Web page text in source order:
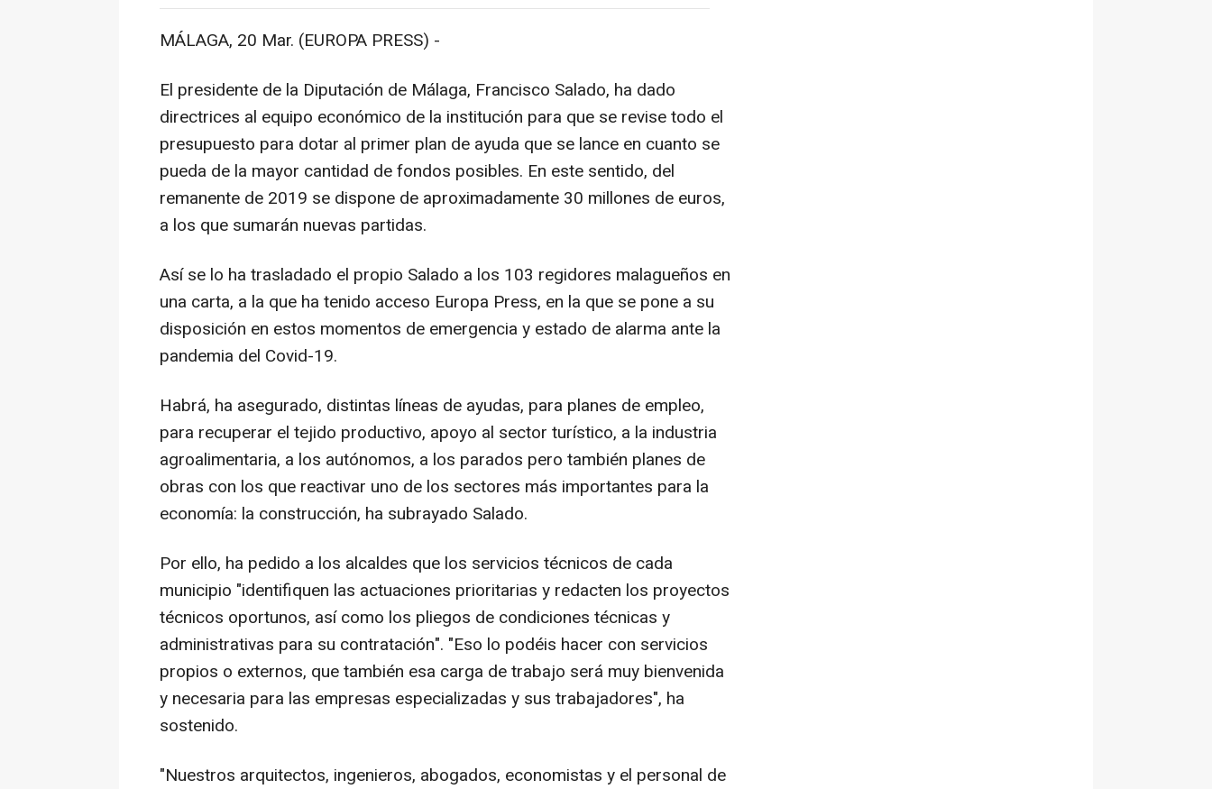
MÁLAGA, 20 Mar. (EUROPA PRESS) -
El presidente de la Diputación de Málaga, Francisco Salado, ha dado
directrices al equipo económico de la institución para que se revise todo el
presupuesto para dotar al primer plan de ayuda que se lance en cuanto se
pueda de la mayor cantidad de fondos posibles. En este sentido, del
remanente de 2019 se dispone de aproximadamente 30 millones de euros,
a los que sumarán nuevas partidas.
Así se lo ha trasladado el propio Salado a los 103 regidores malagueños en
una carta, a la que ha tenido acceso Europa Press, en la que se pone a su
disposición en estos momentos de emergencia y estado de alarma ante la
pandemia del Covid-19.
Habrá, ha asegurado, distintas líneas de ayudas, para planes de empleo,
para recuperar el tejido productivo, apoyo al sector turístico, a la industria
agroalimentaria, a los autónomos, a los parados pero también planes de
obras con los que reactivar uno de los sectores más importantes para la
economía: la construcción, ha subrayado Salado.
Por ello, ha pedido a los alcaldes que los servicios técnicos de cada
municipio "identifiquen las actuaciones prioritarias y redacten los proyectos
técnicos oportunos, así como los pliegos de condiciones técnicas y
administrativas para su contratación". "Eso lo podéis hacer con servicios
propios o externos, que también esa carga de trabajo será muy bienvenida
y necesaria para las empresas especializadas y sus trabajadores", ha
sostenido.
"Nuestros arquitectos, ingenieros, abogados, economistas y el personal de